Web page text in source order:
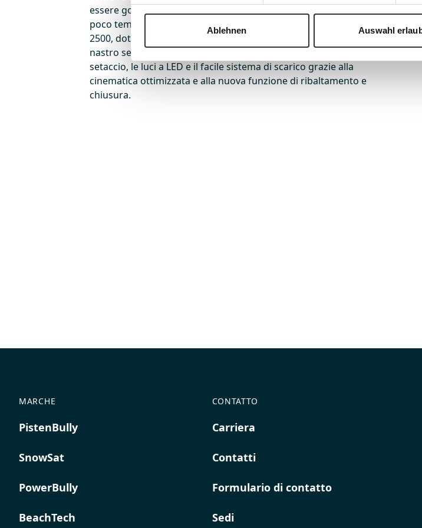
Ablehnen Auswahl
essere goduta in tutta la sua unicità e "senza sorprese". Solo da
poco tempo l'isola di Borkum ha acquistato la nuova BeachTech
2500, dotata di numerose innovazioni, come il nuovo e brevettato
nastro setaccio combinato, la migliorata guida per il nastro
setaccio, le luci a LED e il facile sistema di scarico grazie alla
cinematica ottimizzata e alla nuova funzione di ribaltamento e
chiusura.
MARCHE
PistenBully
SnowSat
PowerBully
BeachTech
CONTATTO
Carriera
Contatti
Formulario di contatto
Sedi